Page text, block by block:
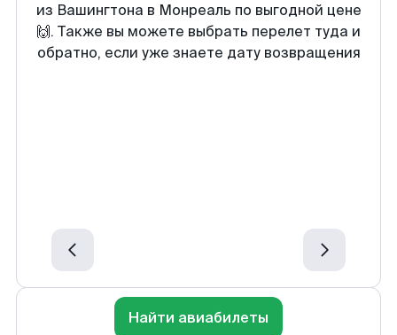
из Вашингтона в Монреаль по выгодной цене
🙌. Также вы можете выбрать перелет туда и
обратно, если уже знаете дату возвращения
Найти авиабилеты